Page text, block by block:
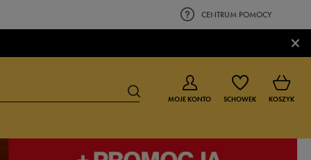
CENTRUM POMOCY
×
MOJE KONTO SCHOWEK KOSZYK